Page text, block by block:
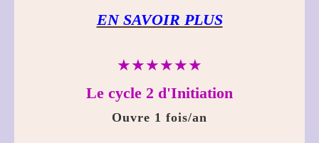
EN SAVOIR PLUS
★★★★★★
Le cycle 2 d'Initiation
Ouvre 1 fois/an